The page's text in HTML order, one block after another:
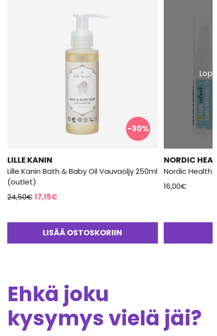
-30%
LILLE KANIN
Lille Kanin Bath & Baby Oil Vauvaöljy 250ml
(outlet)
24,50€Alkuperäinen
oli:
24,50€.
17,15€Nykyinen
on:
17,15€.
LISÄÄ OSTOSKORIIN
NORDIC
Nordic Health
16,00€
Ehkä joku
kysymys vielä jäi?